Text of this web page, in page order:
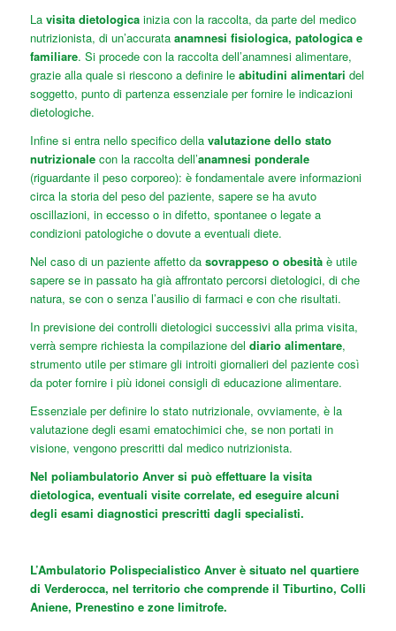
La visita dietologicainizia con la raccolta, da parte del medico
nutrizionista, di un’accurata anamnesi fisiologica, patologica e
familiare. Si procede con la raccolta dell’anamnesi alimentare,
grazie alla quale si riescono a definire le abitudini alimentari del
soggetto, punto di partenza essenziale per fornire le indicazioni
dietologiche.
Infine si entra nello specifico della valutazione dello stato
nutrizionalecon la raccolta dell’anamnesi ponderale
(riguardante il peso corporeo): è fondamentale avere informazioni
circa la storia del peso del paziente, sapere se ha avuto
oscillazioni, in eccesso o in difetto, spontanee o legate a
condizioni patologiche o dovute a eventuali diete.
Nel caso di un paziente affetto da sovrappesoo obesitàè utile
sapere se in passato ha già affrontato percorsi dietologici, di che
natura, se con o senza l’ausilio di farmaci e con che risultati.
In previsione dei controlli dietologici successivi alla prima visita,
verrà sempre richiesta la compilazione del diario alimentare,
strumento utile per stimare gli introiti giornalieri del paziente così
da poter fornire i più idonei consigli di educazione alimentare.
Essenziale per definire lo stato nutrizionale, ovviamente, è la
valutazione degli esami ematochimici che, se non portati in
visione, vengono prescritti dal medico nutrizionista.
Nel poliambulatorio Anver si può effettuare la visita
dietologica, eventuali visite correlate, ed eseguire alcuni
degli esami diagnostici prescritti dagli specialisti.
L’Ambulatorio Polispecialistico Anver è situato nel quartiere
di Verderocca, nel territorio che comprende il Tiburtino, Colli
Aniene, Prenestino e zone limitrofe.